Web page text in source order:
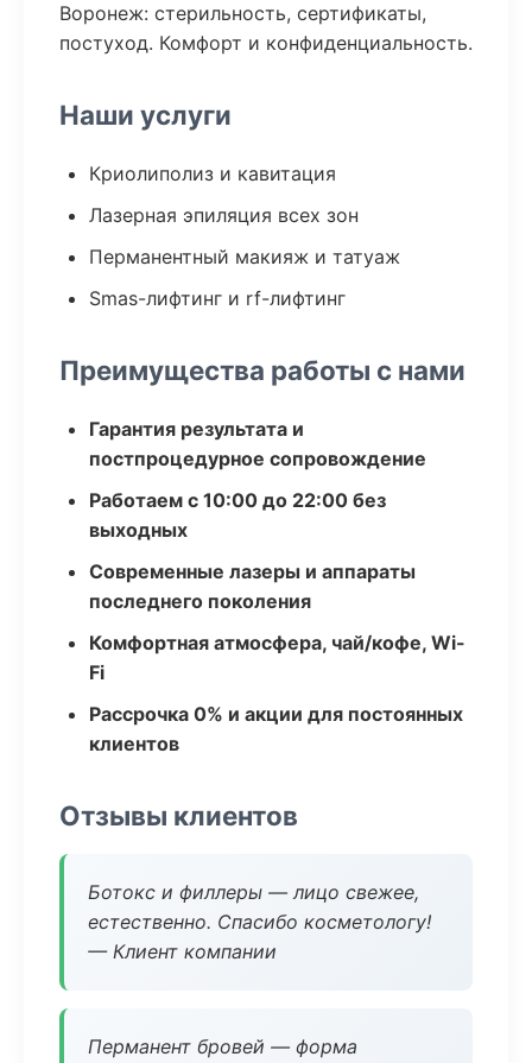
Воронеж: стерильность, сертификаты,
постуход. Комфорт и конфиденциальность.
Наши услуги
Криолиполиз и кавитация
Лазерная эпиляция всех зон
Перманентный макияж и татуаж
Smas-лифтинг и rf-лифтинг
Преимущества работы с нами
Гарантия результата и
постпроцедурное сопровождение
Работаем с 10:00 до 22:00 без
выходных
Современные лазеры и аппараты
последнего поколения
Комфортная атмосфера, чай/кофе, Wi-
Fi
Рассрочка 0% и акции для постоянных
клиентов
Отзывы клиентов
Ботокс и филлеры — лицо свежее,
естественно. Спасибо косметологу!
— Клиент компании
Перманент бровей — форма